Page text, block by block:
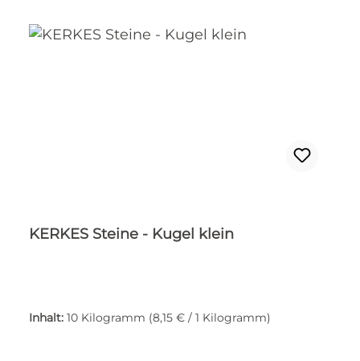
KERKES Steine - Kugel klein
Inhalt: 10 Kilogramm (8,15 € / 1 Kilogramm)